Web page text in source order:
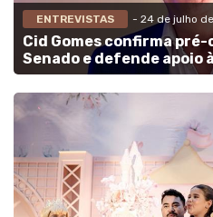
ENTREVISTAS - 24 de julho
Cid Gomes confirma
Senado e defende apoio